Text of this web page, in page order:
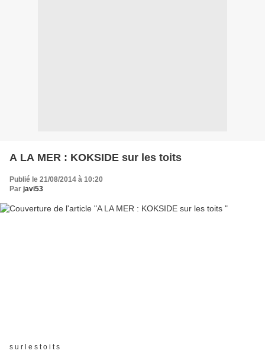
A LA MER : KOKSIDE sur les toits
Publié le 21/08/2014 à 10:20
Par javi53
s u r l e s t o i t s